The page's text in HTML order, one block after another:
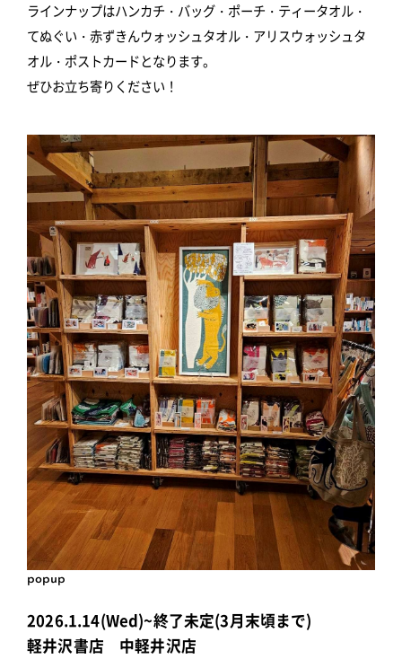
ラインナップはハンカチ・バッグ・ポーチ・ティータオル・
てぬぐい・赤ずきんウォッシュタオル・アリスウォッシュタ
オル・ポストカードとなります。
ぜひお立ち寄りください！
popup
2026.1.14(Wed)~終了未定(3月末頃まで)
軽井沢書店 中軽井沢店